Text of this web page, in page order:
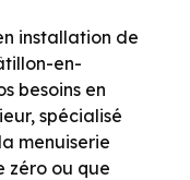
installation de
en-
besoins en
spécialisé
menuiserie
zéro ou que